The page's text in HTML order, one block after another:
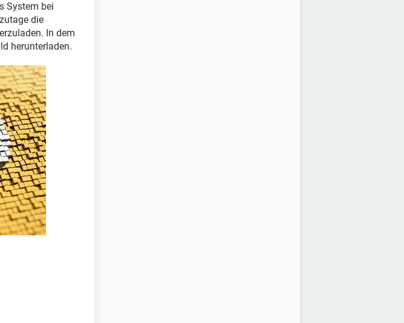
System bei
die
In dem
herunterladen.